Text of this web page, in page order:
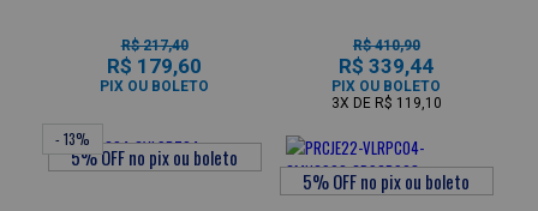
R$ 217,40
R$ 179,60
PIX OU BOLETO
R$ 410,90
R$ 339,44
PIX OU BOLETO
3X DE R$ 119,10
- 13%